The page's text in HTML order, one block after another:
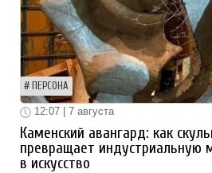
ПЕРСОНА
12:07 | 7 августа
Каменский авангард: как
превращает индустриальную
в искусство